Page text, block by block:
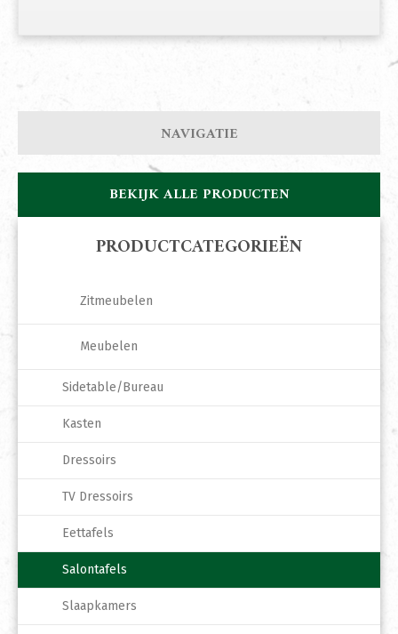
NAVIGATIE
BEKIJK ALLE PRODUCTEN
PRODUCTCATEGORIEËN
Zitmeubelen
Meubelen
Sidetable/Bureau
Kasten
Dressoirs
TV Dressoirs
Eettafels
Salontafels
Slaapkamers